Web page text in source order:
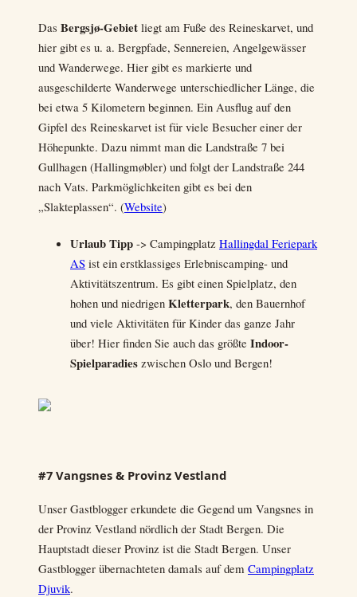
Das Bergsjø-Gebiet liegt am Fuße des Reineskarvet, und
hier gibt es u. a. Bergpfade, Sennereien, Angelgewässer
und Wanderwege. Hier gibt es markierte und
ausgeschilderte Wanderwege unterschiedlicher Länge, die
bei etwa 5 Kilometern beginnen. Ein Ausflug auf den
Gipfel des Reineskarvet ist für viele Besucher einer der
Höhepunkte. Dazu nimmt man die Landstraße 7 bei
Gullhagen (Hallingmøbler) und folgt der Landstraße 244
nach Vats. Parkmöglichkeiten gibt es bei den
„Slakteplassen“. (Website)
Urlaub Tipp -> Campingplatz Hallingdal Feriepark
AS ist ein erstklassiges Erlebniscamping- und
Aktivitätszentrum. Es gibt einen Spielplatz, den
hohen und niedrigen Kletterpark, den Bauernhof
und viele Aktivitäten für Kinder das ganze Jahr
über! Hier finden Sie auch das größte Indoor-
Spielparadies zwischen Oslo und Bergen!
#7 Vangsnes & Provinz Vestland
Unser Gastblogger erkundete die Gegend um Vangsnes in
der Provinz Vestland nördlich der Stadt Bergen. Die
Hauptstadt dieser Provinz ist die Stadt Bergen. Unser
Gastblogger übernachteten damals auf dem Campingplatz
Djuvik.